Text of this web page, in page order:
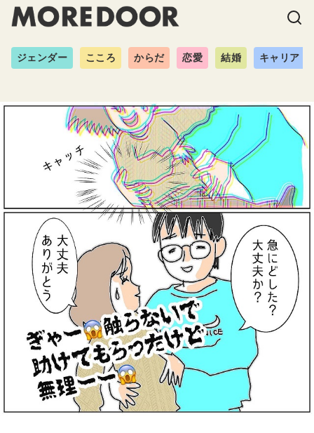
ジェンダー こころ からだ 恋愛 結婚 キャリア